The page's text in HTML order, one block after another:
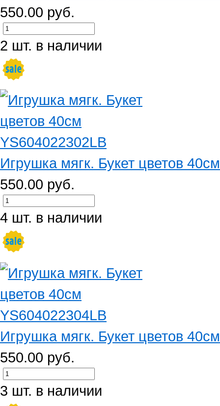
550.00 руб.
2 шт. в наличии
Игрушка мягк. Букет цветов
550.00 руб.
4 шт. в наличии
Игрушка мягк. Букет цветов
550.00 руб.
3 шт. в наличии